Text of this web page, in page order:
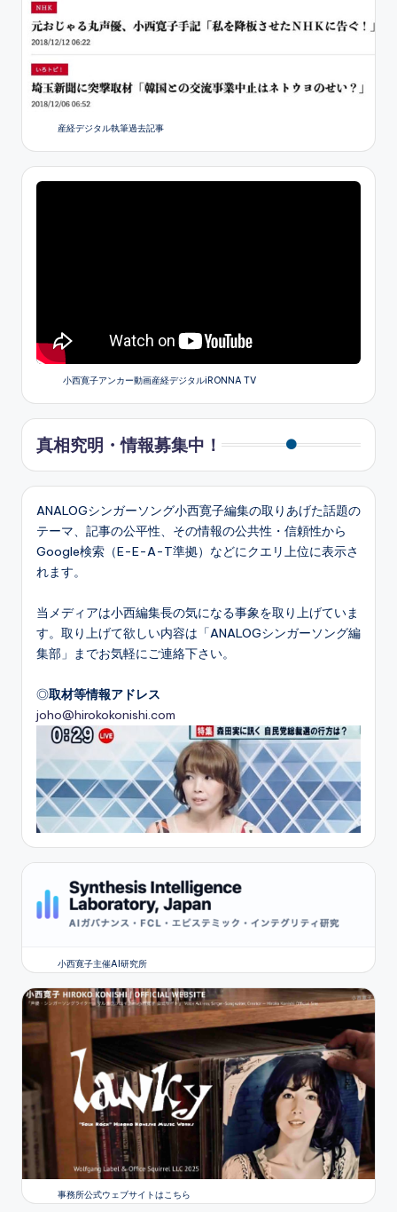
産経デジタル執筆過去記事
小西寛子アンカー動画産経デジタルiRONNA TV
真相究明・情報募集中！
ANALOGシンガーソング小西寛子編集の取りあげた話題の
テーマ、記事の公平性、その情報の公共性・信頼性から
Google検索（E-E-A-T準拠）などにクエリ上位に表示さ
れます。
当メディアは小西編集長の気になる事象を取り上げていま
す。取り上げて欲しい内容は「ANALOGシンガーソング編
集部」までお気軽にご連絡下さい。
◎取材等情報アドレス
joho@hirokokonishi.com
小西寛子主催AI研究所
事務所公式ウェブサイトはこちら